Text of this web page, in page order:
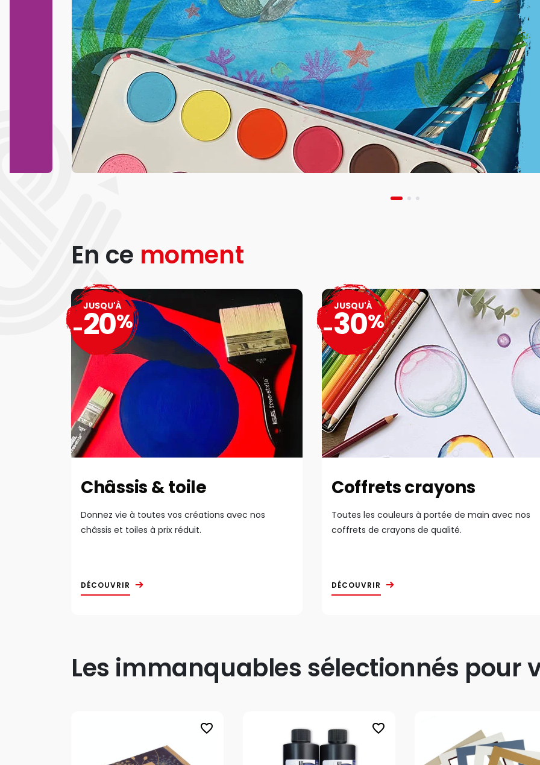
En ce moment
Châssis & toile
Donnez vie à toutes vos créations avec nos
châssis et toiles à prix réduit.
DÉCOUVRIR
JUSQU'À
-20%
Coffrets crayons
Toutes les couleurs à portée de main avec nos
coffrets de crayons de qualité.
DÉCOUVRIR
JUSQU'À
-30%
Les immanquables sélectionnés pour
favorite_border favorite_border